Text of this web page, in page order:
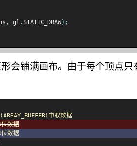
, gl .STATIC_DRAW);
会铺满画布。由于每个顶点只
中取数据
数据
数据